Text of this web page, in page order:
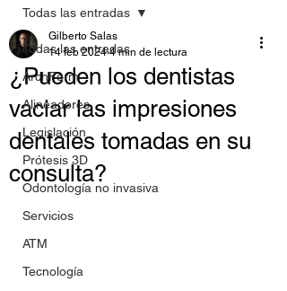
Todas las entradas
ArchForm
Alineadores
Legislación
Prótesis 3D
Odontología no invasiva
Servicios
ATM
Tecnología
Todas las entradas
¿Pueden los dentistas
vaciar las impresiones
dentales tomadas en su
consulta?
Gilberto Salas
14 feb 2024 4 min de lectura